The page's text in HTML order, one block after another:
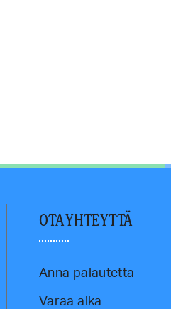
OTA YHTEYTTÄ
Anna palautetta
Varaa aika